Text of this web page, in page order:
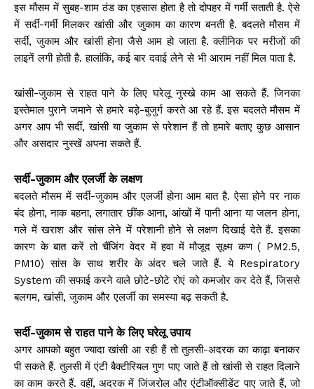
इस मौसम में सुबह-शाम ठंड का एहसास होता है तो दोपहर में गर्मी सताती है. ऐसे
में सर्दी-गर्मी मिलकर खांसी और जुकाम का कारण बनती है. बदलते मौसम में
सर्दी, जुकाम और खांसी होना जैसे आम हो जाता है. क्लीनिक पर मरीजों की
लाइनें लगी होती है. हालांकि, कई बार दवाई लेने से भी आराम नहीं मिल पाता है.
खांसी-जुकाम से राहत पाने के लिए घरेलू नुस्खे काम आ सकते हैं. जिनका
इस्तेमाल पुराने जमाने से हमारे बड़े-बुजुर्ग करते आ रहे हैं. इस बदलते मौसम में
अगर आप भी सर्दी, खांसी या जुकाम से परेशान हैं तो हमारे बताए कुछ आसान
और असदार नुस्खें अपना सकते हैं.
सर्दी-जुकाम और एलर्जी के लक्षण
बदलते मौसम में सर्दी-जुकाम और एलर्जी होना आम बात है. ऐसा होने पर नाक
बंद होना, नाक बहना, लगातार छींक आना, आंखों में पानी आना या जलन होना,
गले में खराश और सांस लेने में परेशानी होने से लक्षण दिखाई देते हैं. इसका
कारण के बात करें तो चैंजिंग वेदर में हवा में मौजूद सूक्ष्म कण ( PM2.5,
PM10) सांस के साथ शरीर के अंदर चले जाते हैं. ये Respiratory
System की सफाई करने वाले छोटे-छोटे रोएं को कमजोर कर देते हैं, जिससे
बलगम, खांसी, जुकाम और एलर्जी का समस्या बढ़ सकती है.
सर्दी-जुकाम से राहत पाने के लिए घरेलू उपाय
अगर आपको बहुत ज्यादा खांसी आ रही हैं तो तुलसी-अदरक का काढ़ा बनाकर
पी सकते हैं. तुलसी में एंटी बैक्टीरियल गुण पाए जाते हैं तो खांसी से राहत दिलाने
का काम करते हैं. वहीं, अदरक में जिंजरोल और एंटीऑक्सीडेंट पाए जाते हैं, जो